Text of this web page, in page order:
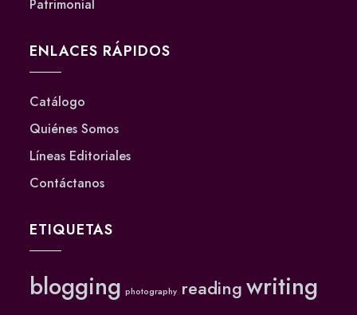
Patrimonial
ENLACES RÁPIDOS
Catálogo
Quiénes Somos
Líneas Editoriales
Contáctanos
ETIQUETAS
blogging photography reading writing